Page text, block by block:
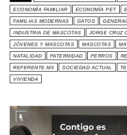
ECONOMÍA FAMILIAR ECONOMÍA PET
FAMILIAS MODERNAS GATOS
INDUSTRIA DE MASCOTAS JORGE CRUZ
JÓVENES Y MASCOTAS MASCOTAS
NATALIDAD PATERNIDAD PERROS
REFERENTE.MX SOCIEDAD ACTUAL
VIVIENDA